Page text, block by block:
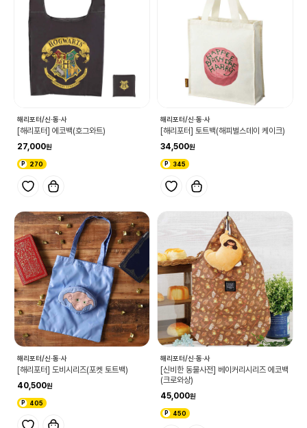
해리포터/신·동·사
[해리포터] 에코백(호그와트)
27,000
270
해리포터/신·동·사
[해리포터] 토트백(해피벌스데이 케이크)
34,500
345
해리포터/신·동·사
[해리포터] 도비시리즈(포켓 토트백)
40,500
405
해리포터/신·동·사
[신비한 동물사전] 베이커리시리즈 에코백
(크로와상)
45,000
450